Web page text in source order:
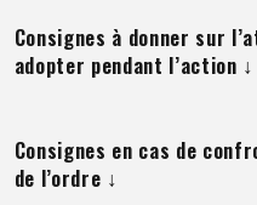
Consignes à donner sur
adopter pendant l’action ↓
Consignes en cas de
de l’ordre ↓